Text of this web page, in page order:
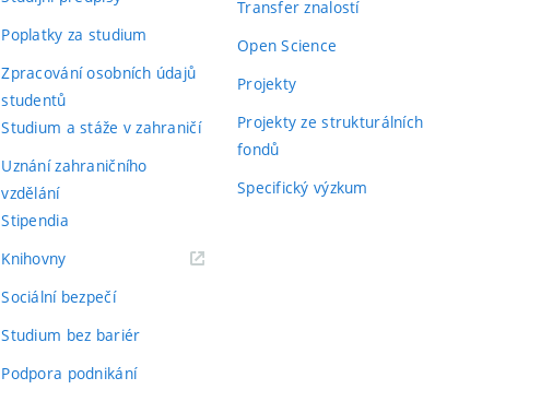
Poplatky za studium
Zpracování osobních údajů
studentů
Studium a stáže v zahraničí
Uznání zahraničního
vzdělání
Stipendia
Knihovny(externí
Sociální bezpečí
Studium bez bariér
Podpora podnikání
Transfer znalostí
Open Science
Projekty
Projekty ze strukturálních
fondů
Specifický výzkum